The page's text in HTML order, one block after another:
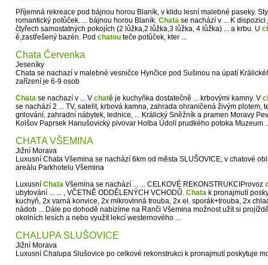
Příjemná rekreace pod bájnou horou Blaník, v klidu lesní malebné paseky.
romantický potůček. ... bájnou horou Blaník. Chata se nachází v ... K
čtyřech samostatných pokojích (2 lůžka,2 lůžka,3 lůžka, 4 lůžka) ... a krbu. U
ě,zastřešený bazén. Pod chatou teče potůček, kter ...
Chata Červenka
Jeseníky
Chata se nachazí v malebné vesničce Hynčice pod Sušinou na úpatí
zařízení je 6-9 osob
Chata se nachazí v ... V chatě je kuchyňka dostatečně ... krbovými kamny. V
se nachází 2 ... TV, satelit, krbová kamna, zahrada ohraničená živým plotem,
grilování, zahradní nábytek, lednice, ... Králický Sněžník a pramen Moravy
Kolšov Paprsek Hanušovický pivovar Holba Údolí prudkého potoka Muzeum
CHATA VŠEMINA
Jižní Morava
Luxusní Chata Všemina se nachází 6km od města SLUŠOVICE, v chatové
areálu Parkhotelu Všemina
Luxusní Chata Všemina se nachází ... ... CELKOVÉ REKONSTRUKCIProvoz
ubytování ... ... , VČETNĚ ODDĚLENÝCH VCHODŮ. Chata k pronajmutí
kuchyň, 2x varná konvice, 2x mikrovlnná trouba, 2x el. sporák+trouba, 2x
nádob ... Dále po dohodě nabízíme na Ranči Všemina možnost užít si
okolních lesích a nebo využít lekcí westernového ...
CHALUPA SLUŠOVICE
Jižní Morava
Luxusní Chalupa Slušovice po celkové rekonstrukci k pronajmutí poskytuje